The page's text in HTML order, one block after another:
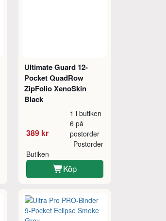
Ultimate Guard 12-
Pocket QuadRow
ZipFolio XenoSkin
Black
389 kr
1 i butiken
6 på
postorder
Butiken
Postorder
Köp